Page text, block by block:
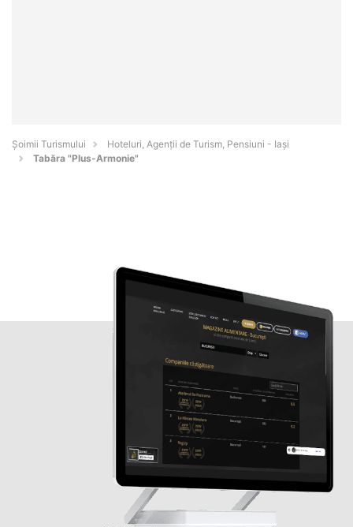
Șoimii Turismului
Hoteluri, Agenții de Turism, Pensiuni - Iaşi
Tabăra "Plus-Armonie"